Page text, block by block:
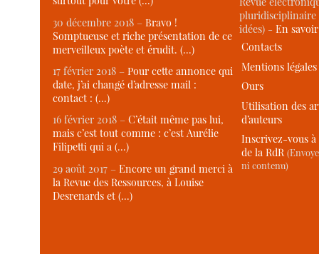
30 décembre 2018 –Bravo !
Somptueuse et riche présentation de ce
merveilleux poète et érudit. (…)
17 février 2018 –Pour cette annonce qui
date, j’ai changé d’adresse mail :
contact : (…)
16 février 2018 –C’était même pas lui,
mais c’est tout comme : c’est Aurélie
Filipetti qui a (…)
29 août 2017 –Encore un grand merci à
la Revue des Ressources, à Louise
Desrenards et (…)
idées) -En
Contacts
Mentions légales
Ours
Utilisation des
d’auteurs
Inscrivez-vous
de la RdR
ni contenu)